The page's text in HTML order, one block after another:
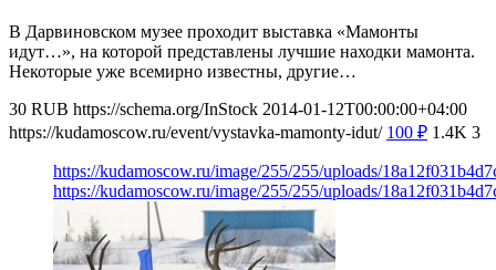
В Дарвиновском музее проходит выставка «Мамонты
идут…», на которой представлены лучшие находки мамонта.
Некоторые уже всемирно известны, другие…
30 RUB https://schema.org/InStock 2014-01-12T00:00:00+04:00
https://kudamoscow.ru/event/vystavka-mamonty-idut/ 100 ₽ 1.4K 3
https://kudamoscow.ru/image/255/255/uploads/
https://kudamoscow.ru/image/255/255/uploads/